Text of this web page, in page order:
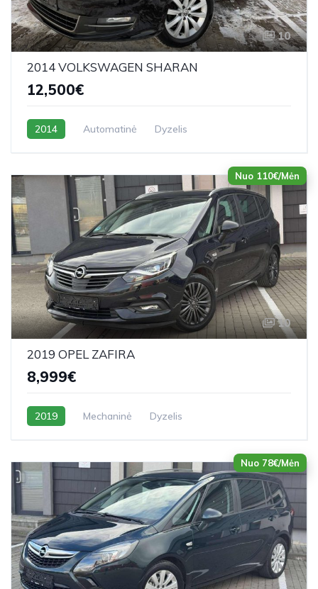
10
2014 VOLKSWAGEN SHARAN
12,500€
2014 Automatinė Dyzelis
Nuo 110€/Mėn
10
2019 OPEL ZAFIRA
8,999€
2019 Mechaninė Dyzelis
Nuo 78€/Mėn